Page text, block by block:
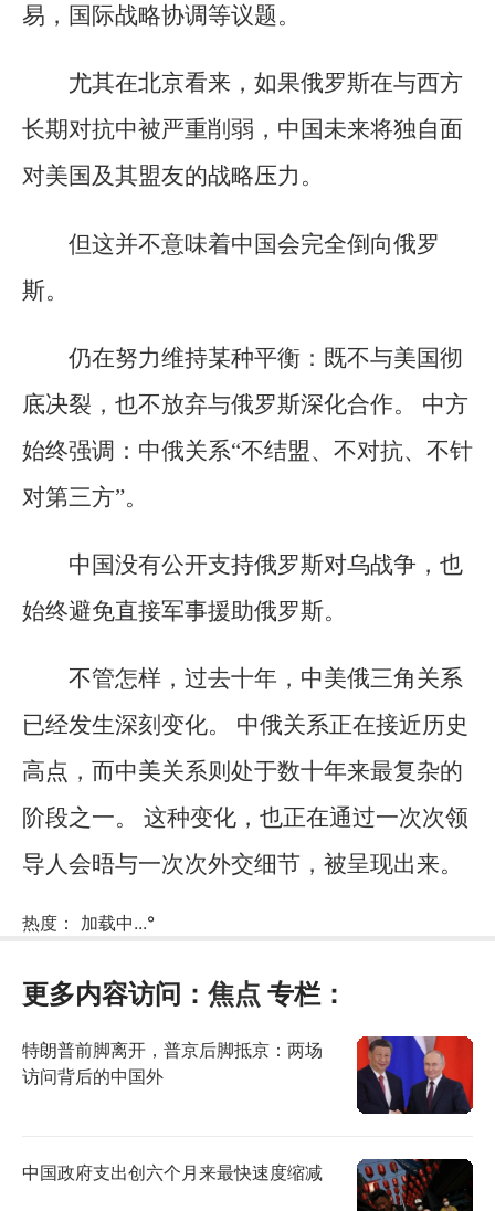
易，国际战略协调等议题。
尤其在北京看来，如果俄罗斯在与西方
长期对抗中被严重削弱，中国未来将独自面
对美国及其盟友的战略压力。
但这并不意味着中国会完全倒向俄罗
斯。
仍在努力维持某种平衡：既不与美国彻
底决裂，也不放弃与俄罗斯深化合作。 中方
始终强调：中俄关系“不结盟、不对抗、不针
对第三方”。
中国没有公开支持俄罗斯对乌战争，也
始终避免直接军事援助俄罗斯。
不管怎样，过去十年，中美俄三角关系
已经发生深刻变化。 中俄关系正在接近历史
高点，而中美关系则处于数十年来最复杂的
阶段之一。 这种变化，也正在通过一次次领
导人会晤与一次次外交细节，被呈现出来。
热度： 加载中...°
更多内容访问： 焦点 专栏：
特朗普前脚离开，普京后脚抵京：两场
访问背后的中国外
中国政府支出创六个月来最快速度缩减